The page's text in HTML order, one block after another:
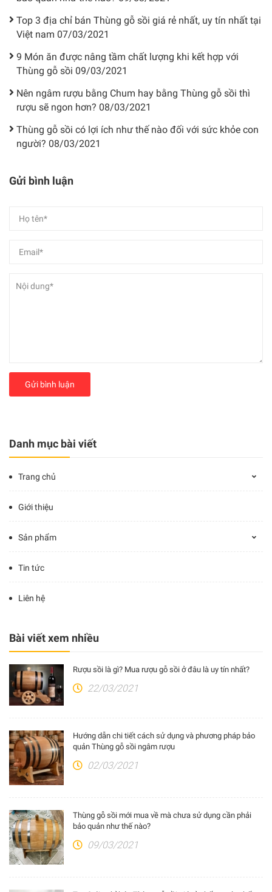
Danh mục bài viết
Trang chủ
Giới thiệu
Sản phẩm
Tin tức
Liên hệ
Bài viết xem nhiều
Rượu sồi là gì? Mua rượu gỗ sồi ở đâu là uy tín nhất?
22/03/2021
Hướng dẫn chi tiết cách sử dụng và phương pháp bảo
quản Thùng gỗ sồi ngâm rượu
02/03/2021
Thùng gỗ sồi mới mua về mà chưa sử dụng cần phải
bảo quản như thế nào?
09/03/2021
Top 3 địa chỉ bán Thùng gỗ sồi giá rẻ nhất, uy tín nhất tại
Việt nam 07/03/2021
9 Món ăn được nâng tầm chất lượng khi kết hợp với
Thùng gỗ sồi 09/03/2021
Nên ngâm rượu bằng Chum hay bằng Thùng gỗ sồi thì
rượu sẽ ngon hơn? 08/03/2021
Thùng gỗ sồi có lợi ích như thế nào đối với sức khỏe con
người? 08/03/2021
Gửi bình luận
Gửi bình luận